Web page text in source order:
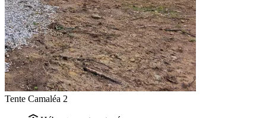
Tente Camaléa 2